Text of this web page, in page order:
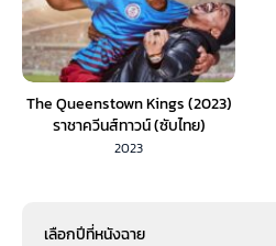
The Queenstown Kings (2023)
ราชาควีนส์ทาวน์ (ซับไทย)
2023
เลือกปีที่หนังฉาย